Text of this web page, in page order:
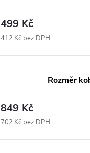
499 Kč
412 Kč bez DPH
Rozměr
849 Kč
702 Kč bez DPH